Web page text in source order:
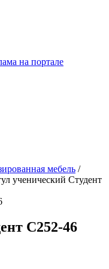
на портале
мебель /
ученический Студент
С252-46